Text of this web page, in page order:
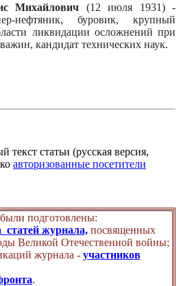
Михайлович (12 июля 1931) -
нефтяник, буровик, крупный
ликвидации осложнений при
кандидат технических наук.
текст статьи (русская версия,
авторизованные посетители
подготовлены:
статей журнала, посвященных
Великой Отечественной войны;
журнала - участников
.